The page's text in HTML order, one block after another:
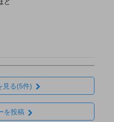
見る(5件)
を投稿